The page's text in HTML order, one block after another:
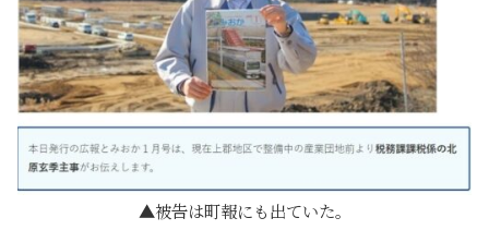
被告は町報にも出ていた。